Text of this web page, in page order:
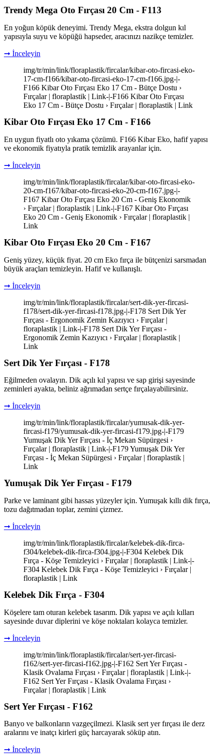
Trendy Mega Oto Fırçası 20 Cm - F113
En yoğun köpük deneyimi. Trendy Mega, ekstra dolgun kıl
yapısıyla suyu ve köpüğü hapseder, aracınızı nazikçe temizler.
➞ İnceleyin
img/tr/min/link/floraplastik/fircalar/kibar-oto-fircasi-eko-
17-cm-f166/kibar-oto-fircasi-eko-17-cm-f166.jpg-|-
F166 Kibar Oto Fırçası Eko 17 Cm - Bütçe Dostu ›
Fırçalar | floraplastik | Link-|-F166 Kibar Oto Fırçası
Eko 17 Cm - Bütçe Dostu › Fırçalar | floraplastik | Link
Kibar Oto Fırçası Eko 17 Cm - F166
En uygun fiyatlı oto yıkama çözümü. F166 Kibar Eko, hafif yapısı
ve ekonomik fiyatıyla pratik temizlik arayanlar için.
➞ İnceleyin
img/tr/min/link/floraplastik/fircalar/kibar-oto-fircasi-eko-
20-cm-f167/kibar-oto-fircasi-eko-20-cm-f167.jpg-|-
F167 Kibar Oto Fırçası Eko 20 Cm - Geniş Ekonomik
› Fırçalar | floraplastik | Link-|-F167 Kibar Oto Fırçası
Eko 20 Cm - Geniş Ekonomik › Fırçalar | floraplastik |
Link
Kibar Oto Fırçası Eko 20 Cm - F167
Geniş yüzey, küçük fiyat. 20 cm Eko fırça ile bütçenizi sarsmadan
büyük araçları temizleyin. Hafif ve kullanışlı.
➞ İnceleyin
img/tr/min/link/floraplastik/fircalar/sert-dik-yer-fircasi-
f178/sert-dik-yer-fircasi-f178.jpg-|-F178 Sert Dik Yer
Fırçası - Ergonomik Zemin Kazıyıcı › Fırçalar |
floraplastik | Link-|-F178 Sert Dik Yer Fırçası -
Ergonomik Zemin Kazıyıcı › Fırçalar | floraplastik |
Link
Sert Dik Yer Fırçası - F178
Eğilmeden ovalayın. Dik açılı kıl yapısı ve sap girişi sayesinde
zeminleri ayakta, beliniz ağrımadan sertçe fırçalayabilirsiniz.
➞ İnceleyin
img/tr/min/link/floraplastik/fircalar/yumusak-dik-yer-
fircasi-f179/yumusak-dik-yer-fircasi-f179.jpg-|-F179
Yumuşak Dik Yer Fırçası - İç Mekan Süpürgesi ›
Fırçalar | floraplastik | Link-|-F179 Yumuşak Dik Yer
Fırçası - İç Mekan Süpürgesi › Fırçalar | floraplastik |
Link
Yumuşak Dik Yer Fırçası - F179
Parke ve laminant gibi hassas yüzeyler için. Yumuşak kıllı dik fırça,
tozu dağıtmadan toplar, zemini çizmez.
➞ İnceleyin
img/tr/min/link/floraplastik/fircalar/kelebek-dik-firca-
f304/kelebek-dik-firca-f304.jpg-|-F304 Kelebek Dik
Fırça - Köşe Temizleyici › Fırçalar | floraplastik | Link-|-
F304 Kelebek Dik Fırça - Köşe Temizleyici › Fırçalar |
floraplastik | Link
Kelebek Dik Fırça - F304
Köşelere tam oturan kelebek tasarım. Dik yapısı ve açılı kılları
sayesinde duvar diplerini ve köşe noktaları kolayca temizler.
➞ İnceleyin
img/tr/min/link/floraplastik/fircalar/sert-yer-fircasi-
f162/sert-yer-fircasi-f162.jpg-|-F162 Sert Yer Fırçası -
Klasik Ovalama Fırçası › Fırçalar | floraplastik | Link-|-
F162 Sert Yer Fırçası - Klasik Ovalama Fırçası ›
Fırçalar | floraplastik | Link
Sert Yer Fırçası - F162
Banyo ve balkonların vazgeçilmezi. Klasik sert yer fırçası ile derz
aralarını ve inatçı kirleri güç harcayarak söküp atın.
➞ İnceleyin